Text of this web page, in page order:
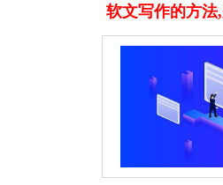
软文写作的方